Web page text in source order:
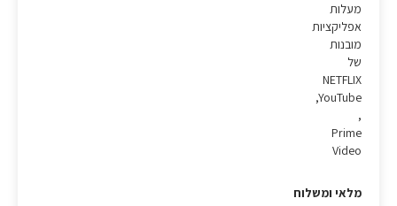
מעלות
אפליקציות
מובנות
של
NETFLIX
,YouTube
,
Prime
Video
מלאי ומשלוח